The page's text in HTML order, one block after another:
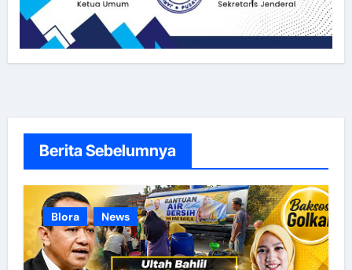
Berita Sebelumnya
Blora News